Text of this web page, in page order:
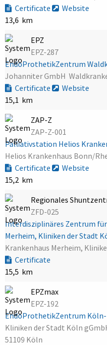
Certificate
Website
13,6 km
EPZ
EPZ-287
EndoProthetikZentrum
Johanniter GmbH 
Certificate
Website
15,1 km
ZAP-Z
ZAP-Z-001
Palliativstation Helios
Helios Krankenhaus Bonn/
Certificate
Website
15,2 km
Regionales
ZFD-025
Interdisziplinäres Zentrum
Merheim, Kliniken der Stadt
Krankenhaus Merheim,
Certificate
15,5 km
EPZmax
EPZ-192
EndoProthetikZentrum
Kliniken der Stadt Köln
51109 Köln